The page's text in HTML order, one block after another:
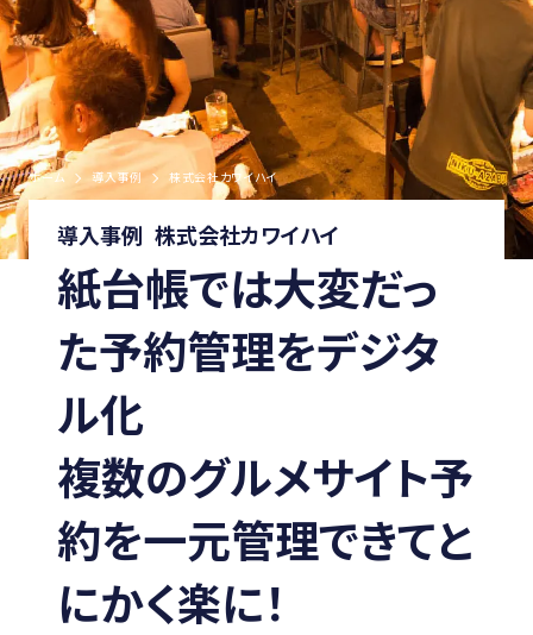
ホーム 導入事例 株式会社カワイハイ
導入事例 株式会社カワイハイ
紙台帳では大変だっ
た予約管理をデジタ
ル化
複数のグルメサイト予
約を一元管理できてと
にかく楽に！